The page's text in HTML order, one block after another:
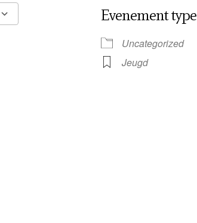
Google Calendar
Evenement type
Uncategorized
Jeugd